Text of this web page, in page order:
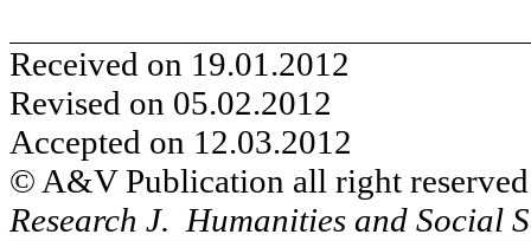
Received on 19.01.2012
Revised on 05.02.2012
Accepted on 12.03.2012
© A&V Publication all right reserved
Research J. Humanities and Social